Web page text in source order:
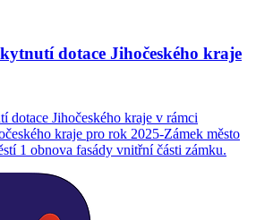
dotace Jihočeského kraje
dotace Jihočeského kraje v rámci
kraje pro rok 2025-Zámek město
1 obnova fasády vnitřní části zámku.